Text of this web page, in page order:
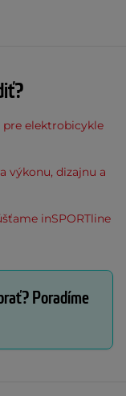
pre elektrobicykle
výkonu, dizajnu a
inSPORTline
Poradíme